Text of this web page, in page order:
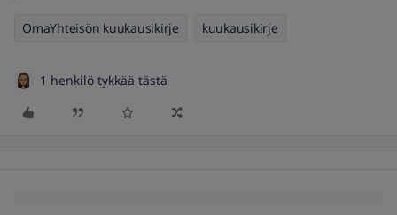
OmaYhteisön kuukausikirje kuukausikirje
1 henkilö tykkää tästä